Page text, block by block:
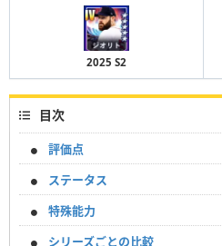
2025 S2
目次
評価点
ステータス
特殊能力
シリーズごとの比較